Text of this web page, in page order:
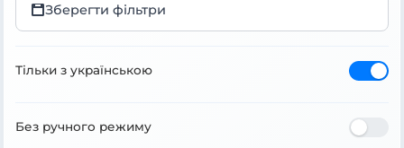
Зберегти фільтри
Тільки з українською
Без ручного режиму